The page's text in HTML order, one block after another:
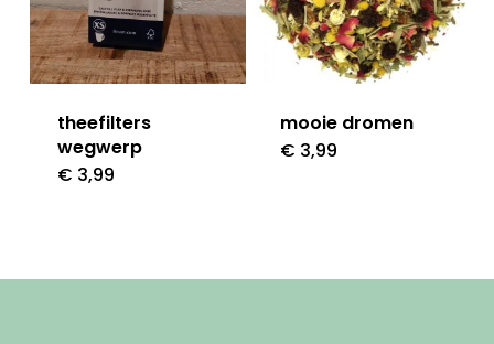
theefilters
wegwerp
€ 3,99
mooie dromen
€ 3,99